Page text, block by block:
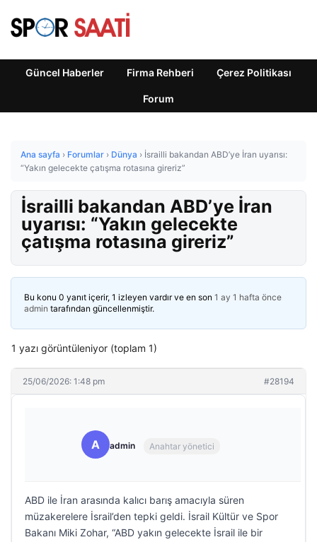
Güncel Haberler Firma Rehberi Çerez Politikası
Forum
Ana sayfa › Forumlar › Dünya › İsrailli bakandan ABD’ye İran uyarısı:
“Yakın gelecekte çatışma rotasına gireriz”
İsrailli bakandan ABD’ye İran
uyarısı: “Yakın gelecekte
çatışma rotasına gireriz”
Bu konu 0 yanıt içerir, 1 izleyen vardır ve en son 1 ay 1 hafta önce
admin tarafından güncellenmiştir.
1 yazı görüntüleniyor (toplam 1)
25/06/2026: 1:48 pm #28194
A admin Anahtar yönetici
ABD ile İran arasında kalıcı barış amacıyla süren
müzakerelere İsrail’den tepki geldi. İsrail Kültür ve Spor
Bakanı Miki Zohar, “ABD yakın gelecekte İsrail ile bir